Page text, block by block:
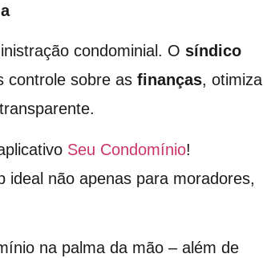
condominial. O síndico
controle sobre as finanças, otimiza
Seu Condomínio!
ideal não apenas para moradores,
na palma da mão – além de